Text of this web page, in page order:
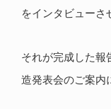
をインタビューさ
それが完成した報
造発表会のご案内